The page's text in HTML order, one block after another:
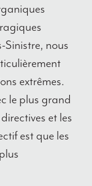
Sinistre, nous
extrêmes.
le plus grand
et les
est que les